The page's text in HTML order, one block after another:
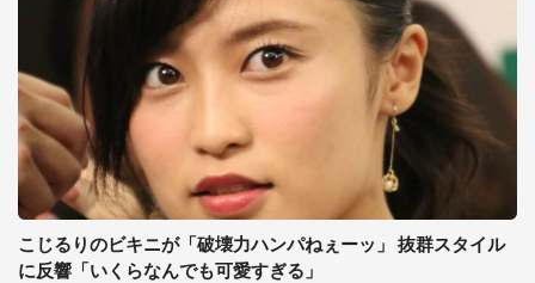
こじるりのビキニが「破壊力ハンパねぇーッ」 抜群スタイル
に反響「いくらなんでも可愛すぎる」